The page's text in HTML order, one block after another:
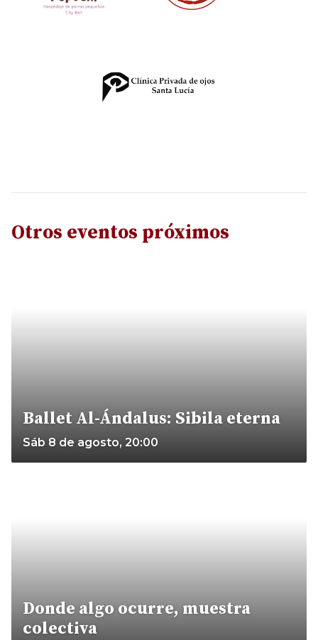
Otros eventos próximos
Ballet Al-Ándalus: Sibila eterna
Sáb 8 de agosto, 20:00
Donde algo ocurre, muestra
colectiva